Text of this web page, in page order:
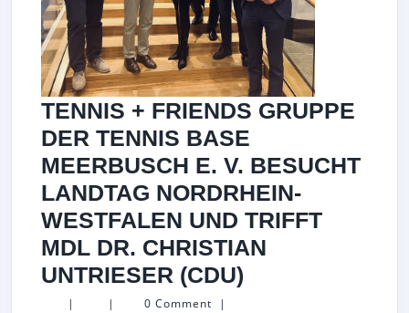
TENNIS + FRIENDS GRUPPE
DER TENNIS BASE
MEERBUSCH E. V. BESUCHT
LANDTAG NORDRHEIN-
WESTFALEN UND TRIFFT
MDL DR. CHRISTIAN
UNTRIESER (CDU)
| | 0 Comment |